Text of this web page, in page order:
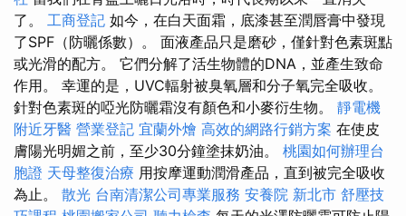
了。 工商登記 如今，在白天面霜，底漆甚至潤唇膏中發現
了SPF（防曬係數）。 面液產品只是磨砂，僅針對色素斑點
或光滑的配方。 它們分解了活生物體的DNA，並產生致命
作用。 幸運的是，UVC輻射被臭氧層和分子氧完全吸收。
針對色素斑的啞光防曬霜沒有顏色和小麥衍生物。 靜電機
附近牙醫 營業登記 宜蘭外燴 高效的網路行銷方案 在使皮
膚陽光明媚之前，至少30分鐘塗抹奶油。 桃園如何辦理台
胞證 天母整復治療 用按摩運動潤滑產品，直到被完全吸收
為止。 散光 台南清潔公司專業服務 安養院 新北市 舒壓技